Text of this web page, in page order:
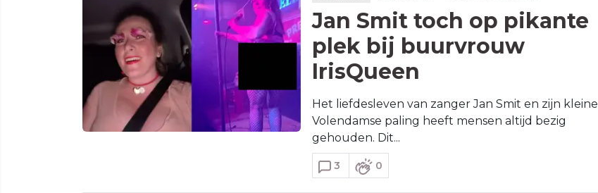
Jan Smit toch op pikante
plek bij buurvrouw
IrisQueen
Het liefdesleven van zanger Jan Smit en zijn kleine
Volendamse paling heeft mensen altijd bezig
gehouden. Dit...
3 0